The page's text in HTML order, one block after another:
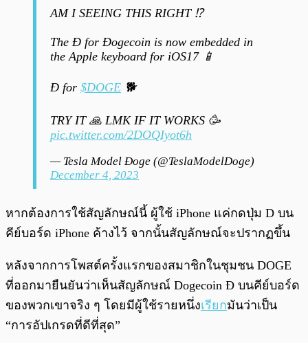
AM I SEEING THIS RIGHT ⁉️
The Ð for Ðogecoin is now embedded in
the Apple keyboard for iOS17 📱
Ð for $DOGE 🐕
TRY IT 🙏 LMK IF IT WORKS 🥳
pic.twitter.com/2DOQIyot6h
— Tesla Model Ðoge (@TeslaModelDoge)
December 4, 2023
หากต้องการใช้สัญลักษณ์นี้ ผู้ใช้ iPhone แค่กดปุ่ม D บน
คีย์บอร์ด iPhone ค้างไว้ จากนั้นสัญลักษณ์จะปรากฏขึ้น
หลังจากการโพสต์ครั้งแรกของสมาชิกในชุมชน DOGE
ที่ออกมายืนยันว่าเห็นสัญลักษณ์ Dogecoin Ð บนคีย์บอร์ด
ของพวกเขาจริง ๆ โดยมีผู้ใช้รายหนึ่งเรียกมันว่าเป็น
“การอัปเกรดที่ดีที่สุด”